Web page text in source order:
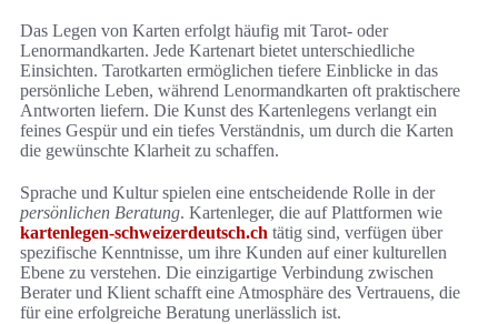
Das Legen von Karten erfolgt häufig mit Tarot- oder
Lenormandkarten. Jede Kartenart bietet unterschiedliche
Einsichten. Tarotkarten ermöglichen tiefere Einblicke in das
persönliche Leben, während Lenormandkarten oft praktischere
Antworten liefern. Die Kunst des Kartenlegens verlangt ein
feines Gespür und ein tiefes Verständnis, um durch die Karten
die gewünschte Klarheit zu schaffen.
Sprache und Kultur spielen eine entscheidende Rolle in der
persönlichen Beratung. Kartenleger, die auf Plattformen wie
kartenlegen-schweizerdeutsch.ch tätig sind, verfügen über
spezifische Kenntnisse, um ihre Kunden auf einer kulturellen
Ebene zu verstehen. Die einzigartige Verbindung zwischen
Berater und Klient schafft eine Atmosphäre des Vertrauens, die
für eine erfolgreiche Beratung unerlässlich ist.